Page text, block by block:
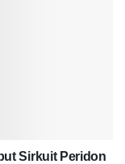
Sirkuit Peridon